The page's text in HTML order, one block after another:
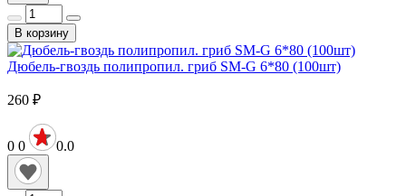
В корзину
Дюбель-гвоздь полипропил. гриб SM-G 6*80 (100шт)
260 ₽
0 0 0.0